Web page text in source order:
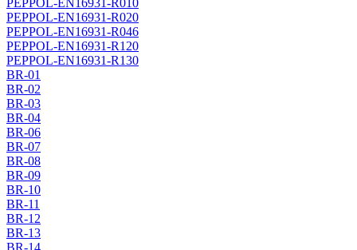
PEPPOL-EN16931-R010
PEPPOL-EN16931-R020
PEPPOL-EN16931-R046
PEPPOL-EN16931-R120
PEPPOL-EN16931-R130
BR-01
BR-02
BR-03
BR-04
BR-06
BR-07
BR-08
BR-09
BR-10
BR-11
BR-12
BR-13
BR-14